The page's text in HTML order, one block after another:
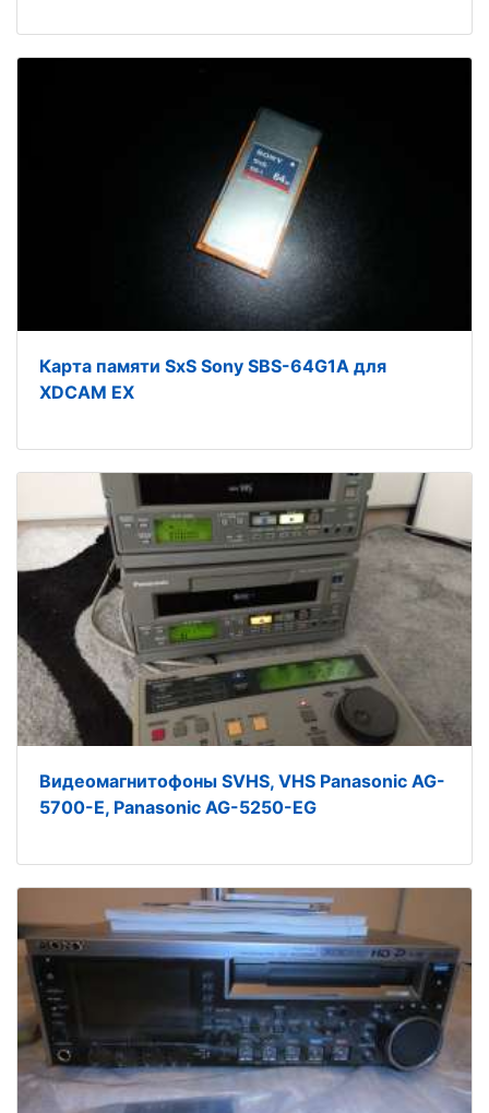
Карта памяти SxS Sony SBS-64G1A для
XDCAM EX
Видеомагнитофоны SVHS, VHS Panasonic AG-
5700-E, Panasonic AG-5250-EG